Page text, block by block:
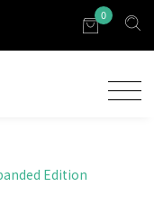
0
Edition